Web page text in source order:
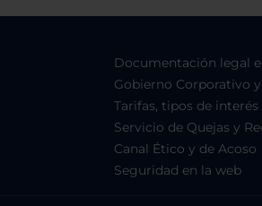
Documentación legal
Gobierno Corporativo
Tarifas, tipos de
Servicio de Quejas y
Canal Ético y de Acoso
Seguridad en la web